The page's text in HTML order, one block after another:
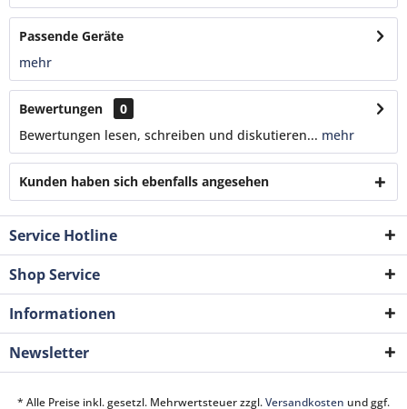
Passende Geräte
mehr
Bewertungen
0
Bewertungen lesen, schreiben und diskutieren... mehr
Kunden haben sich ebenfalls angesehen
Service Hotline
Shop Service
Informationen
Newsletter
* Alle Preise inkl. gesetzl. Mehrwertsteuer zzgl.Versandkosten und ggf.